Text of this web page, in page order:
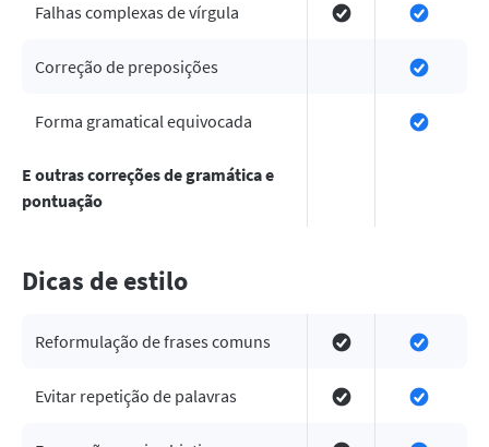
Falhas complexas de vírgula
Correção de preposições
Forma gramatical equivocada
E outras correções de gramática e
pontuação
Dicas de estilo
Reformulação de frases comuns
Evitar repetição de palavras